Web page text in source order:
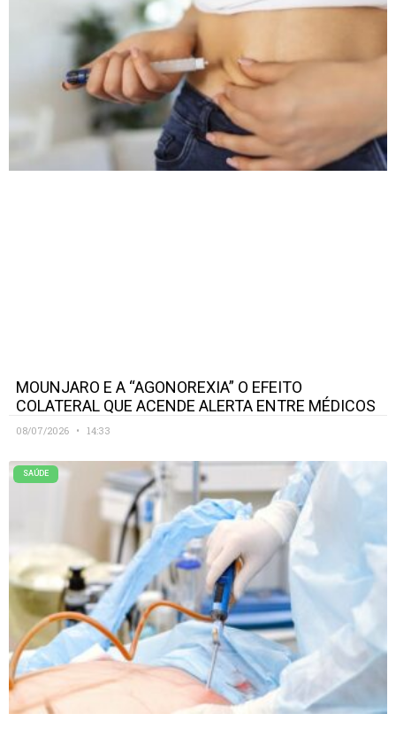
MOUNJARO E A “AGONOREXIA” O EFEITO
COLATERAL QUE ACENDE ALERTA ENTRE MÉDICOS
08/07/2026 14:33
SAÚDE